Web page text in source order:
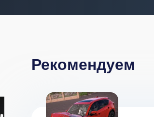
Рекомендуем